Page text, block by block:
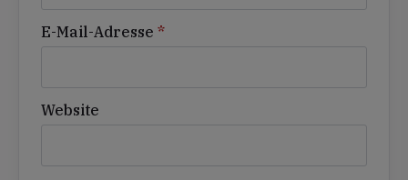
E-Mail-Adresse *
Website